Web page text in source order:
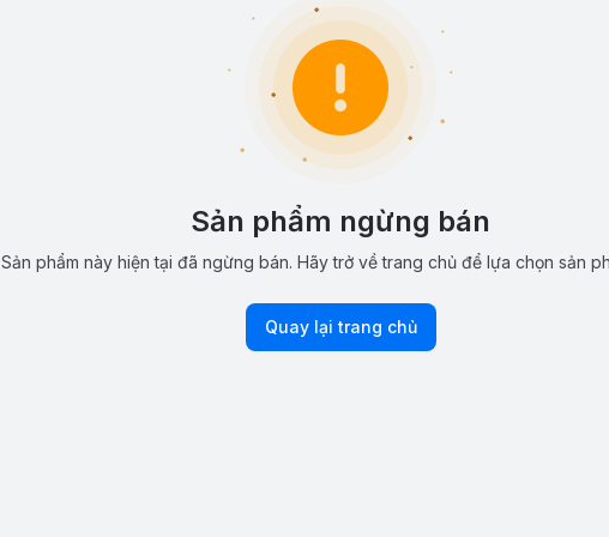
Sản phẩm ngừng bán
Sản phẩm này hiện tại đã ngừng bán. Hãy trở về trang chủ để lựa chọn sản
Quay lại trang chủ